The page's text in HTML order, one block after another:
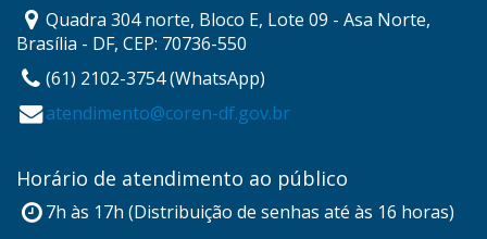
Quadra 304 norte, Bloco E, Lote 09 - Asa Norte,
Brasília - DF, CEP: 70736-550
(61) 2102-3754 (WhatsApp)
atendimento@coren-df.gov.br
Horário de atendimento ao público
7h às 17h (Distribuição de senhas até às 16 horas)